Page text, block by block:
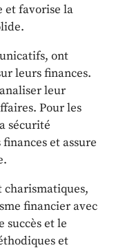
et favorise la
ont
leurs finances.
leur
Pour les
sécurité
et assure
financier avec
succès et le
et